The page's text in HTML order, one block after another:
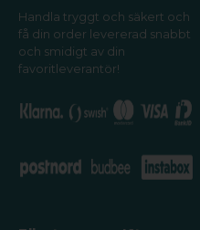
Handla tryggt och säkert och
få din order levererad snabbt
och smidigt av din
favoritleverantör!